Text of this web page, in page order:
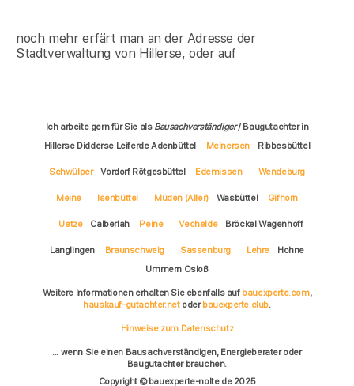
noch mehr erfärt man an der Adresse der
Stadtverwaltung von Hillerse, oder auf
Ich arbeite gern für Sie als Bausachverständiger/ Baugutachter in
Hillerse Didderse Leiferde Adenbüttel
Meinersen Ribbesbüttel
Schwülper Vordorf Rötgesbüttel Edemissen Wendeburg
Meine Isenbüttel Müden (Aller) Wasbüttel Gifhorn
Uetze Calberlah Peine Vechelde Bröckel Wagenhoff
Langlingen Braunschweig Sassenburg Lehre
Hohne
Ummern Osloß
Weitere Informationen erhalten Sie ebenfalls auf bauexperte.com,
hauskauf-gutachter.netoderbauexperte.club.
Hinweise zum Datenschutz
... wenn Sie einen Bausachverständigen, Energieberater oder
Baugutachter brauchen.
Copyright © bauexperte-nolte.de 2025